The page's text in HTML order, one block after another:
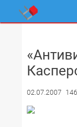
02.07.2007